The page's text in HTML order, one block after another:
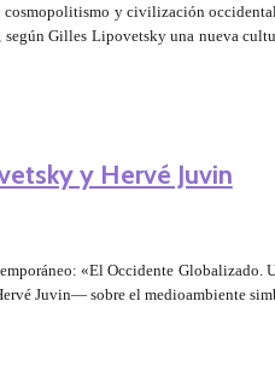
y civilización
Gilles Lipovetsky una nueva
y Hervé Juvin
«El Occidente Globalizado.
Juvin— sobre el medioambiente